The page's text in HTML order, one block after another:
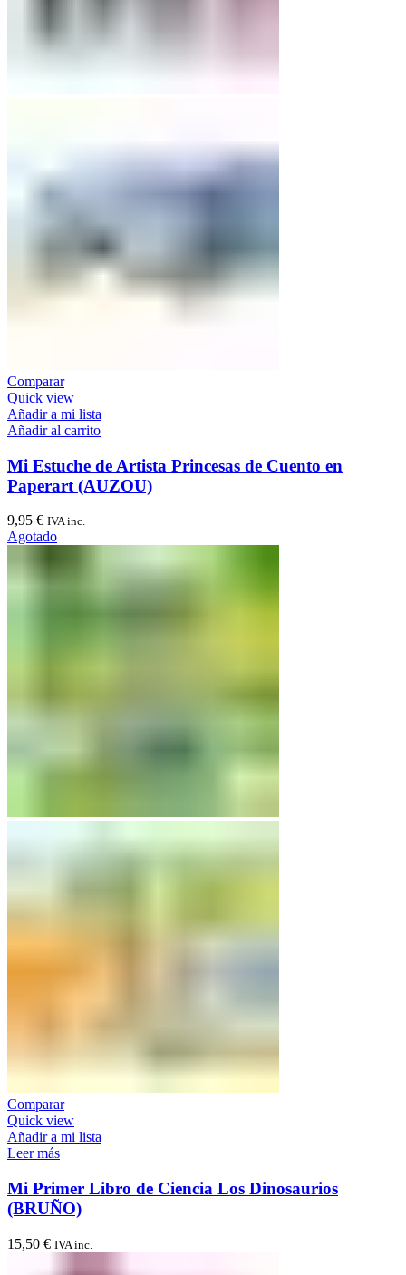
Comparar
Quick view
Añadir a mi lista
Añadir al carrito
Mi Estuche de Artista Princesas de Cuento en
Paperart (AUZOU)
9,95 € IVA inc.
Agotado
Comparar
Quick view
Añadir a mi lista
Leer más
Mi Primer Libro de Ciencia Los Dinosaurios
(BRUÑO)
15,50 € IVA inc.